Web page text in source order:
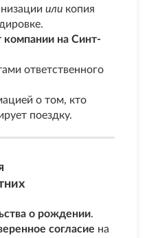
или копия
компании на Синт-
ответственного
о том, кто
поездку.
о рождении.
согласие на